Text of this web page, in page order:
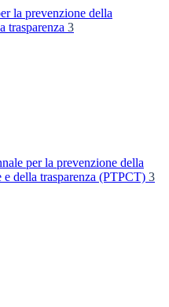
la prevenzione della
trasparenza 3
per la prevenzione della
e della trasparenza (PTPCT) 3